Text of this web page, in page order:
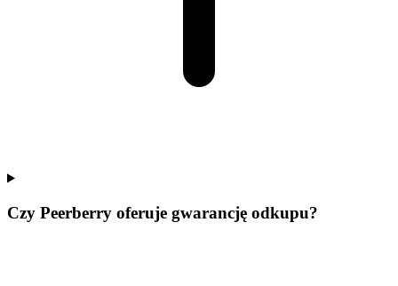
Czy Peerberry oferuje gwarancję odkupu?